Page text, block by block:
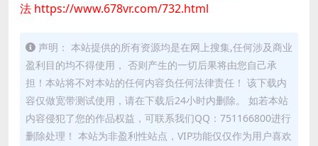
法 https://www.678vr.com/732.html
声明： 本站提供的所有资源均是在网上搜集,任何涉及商业
盈利目的均不得使用， 否则产生的一切后果将由您自己承
担！本站将不对本站的任何内容负任何法律责任！ 该下载内
容仅做宽带测试使用，请在下载后24小时内删除。 如若本站
内容侵犯了您的作品权益，可联系我们QQ：751166800进行
删除处理！ 本站为非盈利性站点，VIP功能仅仅作为用户喜欢